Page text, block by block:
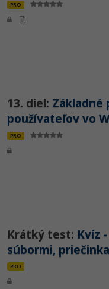
PRO
13. diel: Základné
používateľov vo
PRO
Krátký test: Kvíz
súbormi,
PRO